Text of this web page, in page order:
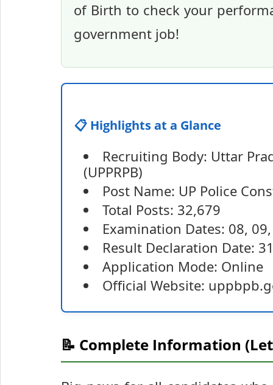
of Birth to check your
government job!
📋 Highlights at a Glance
Recruiting Body: Uttar
(UPPRPB)
Post Name: UP Police
Total Posts: 32,679
Examination Dates: 08,
Result Declaration Date:
Application Mode: Online
Official Website:
📝 Complete Information